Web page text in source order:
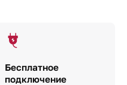
Бесплатное
подключение